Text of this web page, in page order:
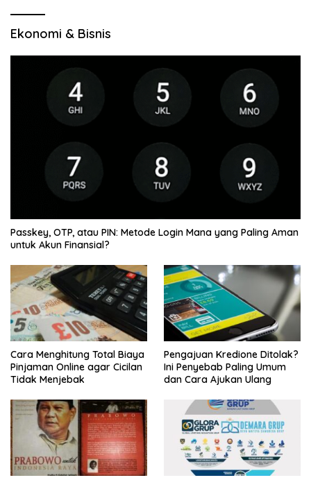
Ekonomi & Bisnis
Passkey, OTP, atau PIN: Metode Login Mana yang Paling Aman
untuk Akun Finansial?
Cara Menghitung Total Biaya
Pinjaman Online agar Cicilan
Tidak Menjebak
Pengajuan Kredione Ditolak?
Ini Penyebab Paling Umum
dan Cara Ajukan Ulang